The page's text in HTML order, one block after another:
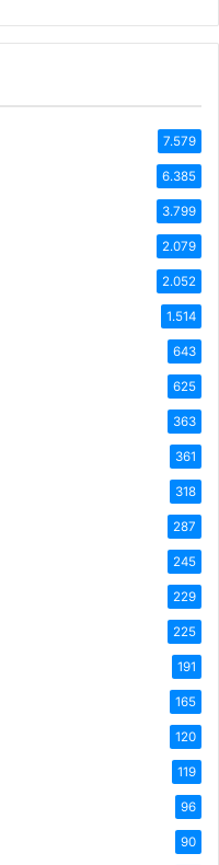
7.579
6.385
3.799
2.079
2.052
1.514
643
625
363
361
318
287
245
229
225
191
165
120
119
96
90